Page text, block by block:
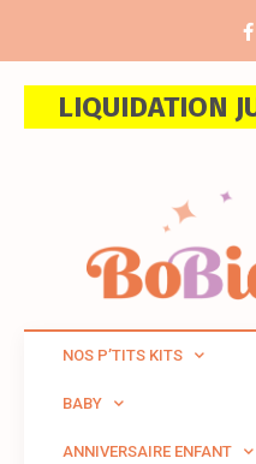
LIQUIDATION
NOS P’TITS KITS
BABY
ANNIVERSAIRE ENFANT